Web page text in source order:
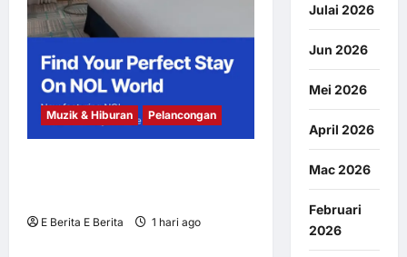
Muzik & Hiburan Pelancongan
E Berita E Berita 1 hari ago
Julai 2026
Jun 2026
Mei 2026
April 2026
Mac 2026
Februari
2026